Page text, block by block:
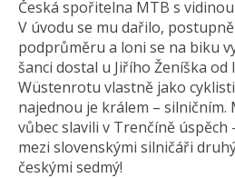
Česká spořitelna MTB s
V úvodu se mu dařilo,
podprůměru a loni se na biku
šanci dostal u Jiřího Ženíška od
Wüstenrotu vlastně jako
najednou je králem – silničním.
vůbec slavili v Trenčíně úspěch
mezi slovenskými silničáři
českými sedmý!